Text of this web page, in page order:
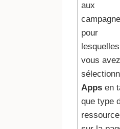
aux
pour
lesquelles
vous avez
Appsen
que type
ressource